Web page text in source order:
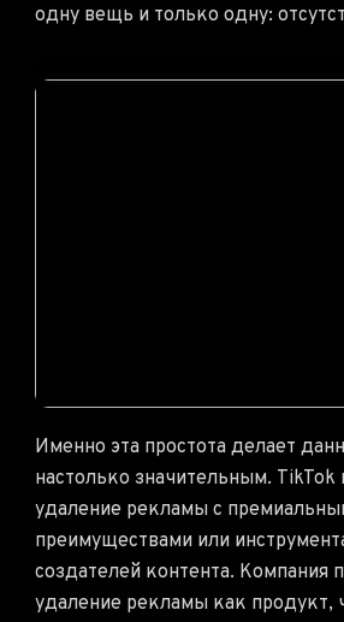
одну вещь и только одну:
Именно эта простота делает
настолько значительным. TikTok
удаление рекламы с
преимуществами или
создателей контента. Компания
удаление рекламы как продукт,